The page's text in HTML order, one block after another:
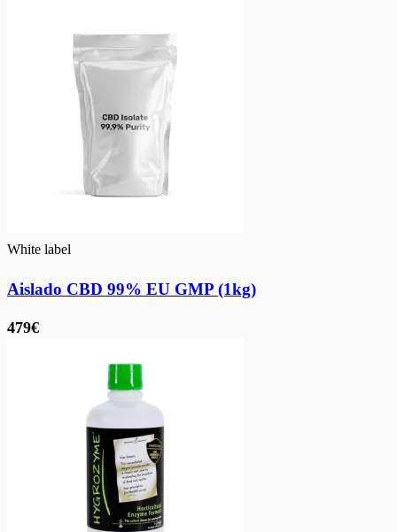
White label
Aislado CBD 99% EU GMP (1kg)
479€